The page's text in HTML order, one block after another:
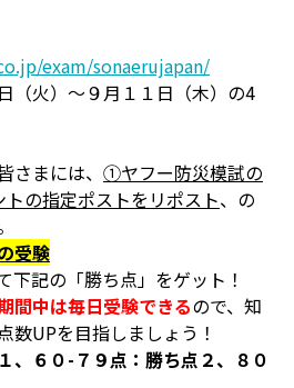
exam/sonaerujapan/
（火）～９月１１日（木）の4
さまには、 ①ヤフー防災模試の
の指定ポストをリポスト、の
受験
下記の「勝ち点」をゲット！
間中は毎日受験できるので、知
数UPを目指しましょう！
、６０-７９点：勝ち点２、８０